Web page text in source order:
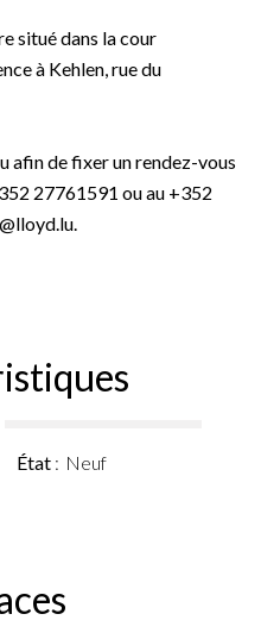
situé dans la cour
à Kehlen, rue du
afin de fixer un rendez-vous
27761591 ou au +352
État Neuf